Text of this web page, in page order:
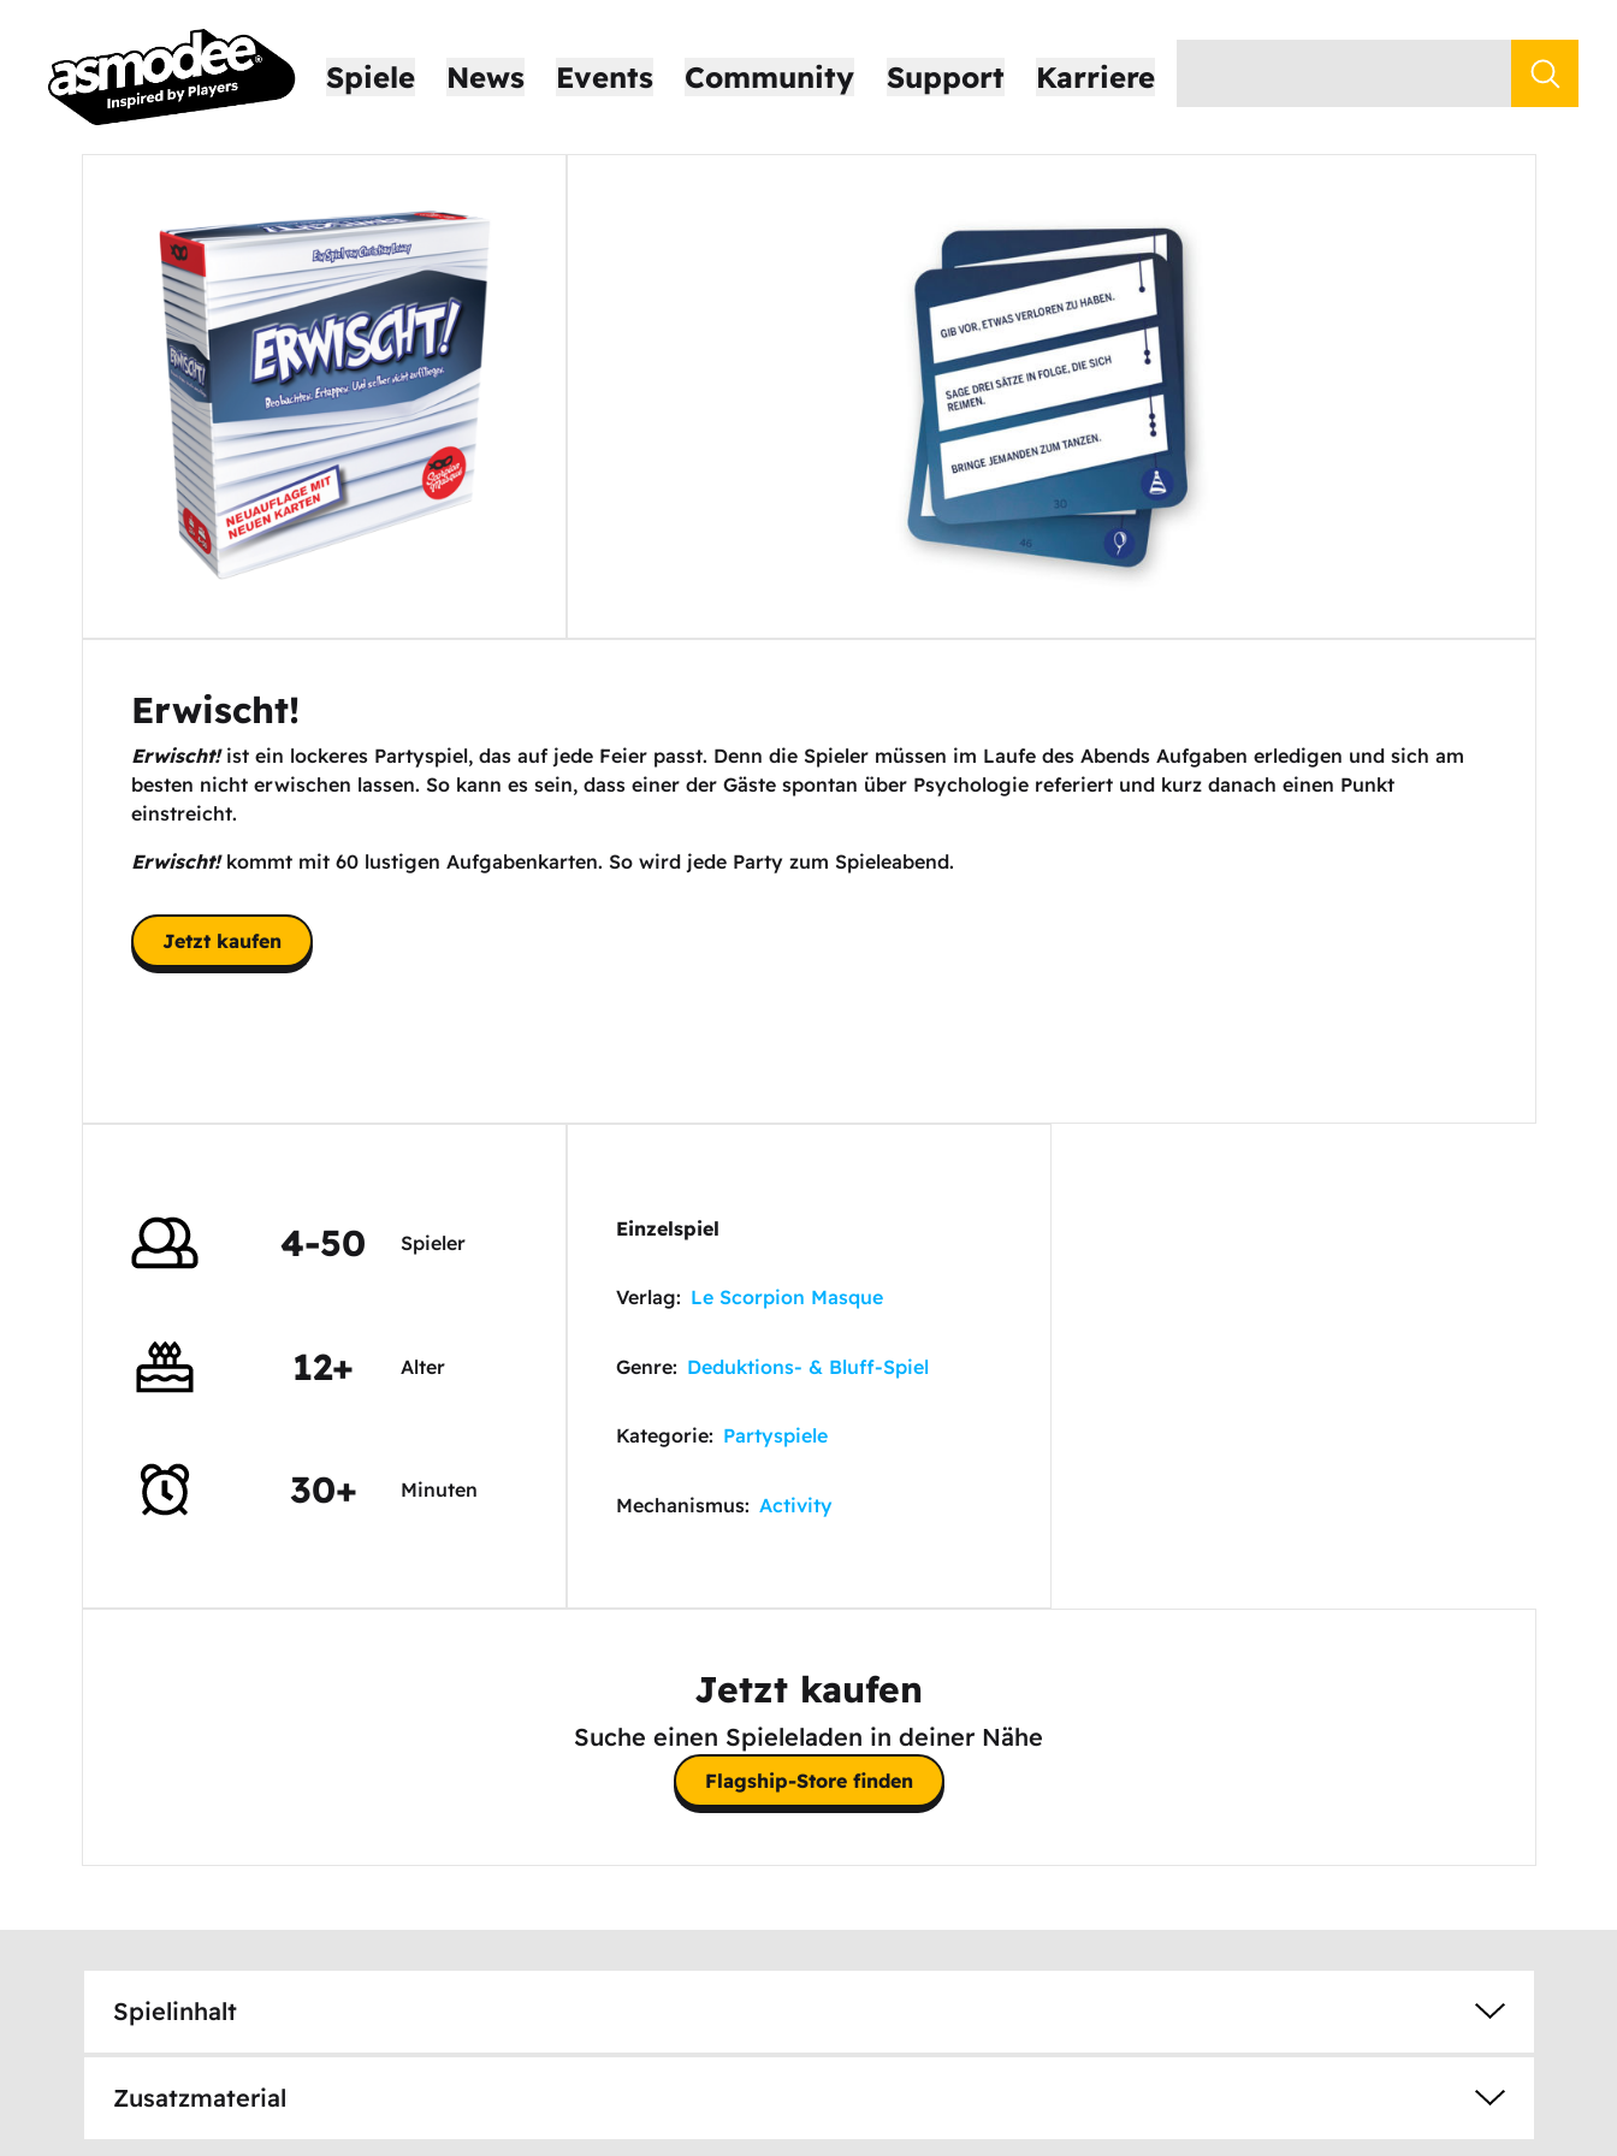
Spiele News Events Community Support Karriere
Erwischt!
Erwischt!ist ein lockeres Partyspiel, das auf jede Feier passt. Denn die Spieler müssen im Laufe des Abends Aufgaben erledigen und sich am
besten nicht erwischen lassen. So kann es sein, dass einer der Gäste spontan über Psychologie referiert und kurz danach einen Punkt
einstreicht.
Erwischt! kommt mit 60 lustigen Aufgabenkarten. So wird jede Party zum Spieleabend.
Jetzt kaufen
4-50 Spieler
12+ Alter
30+ Minuten
Einzelspiel
Verlag: Le Scorpion Masque
Genre: Deduktions- & Bluff-Spiel
Kategorie: Partyspiele
Mechanismus: Activity
Jetzt kaufen
Suche einen Spieleladen in deiner Nähe
Flagship-Store finden
Spielinhalt
Zusatzmaterial